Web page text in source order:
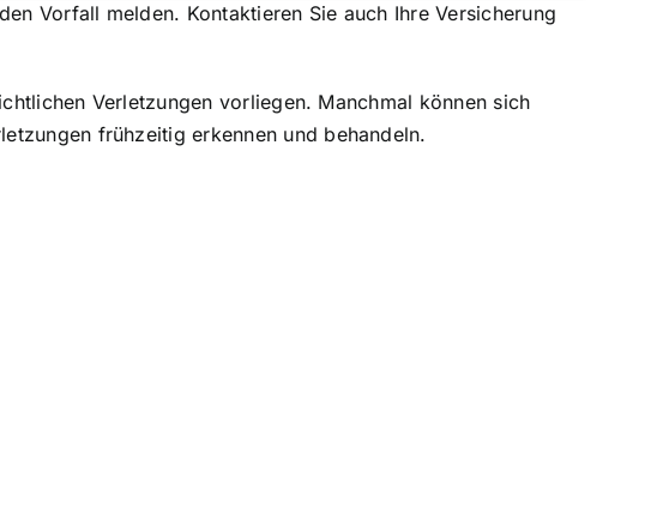
Vorfall melden. Kontaktieren Sie auch Ihre Versicherung
Verletzungen vorliegen. Manchmal können sich
frühzeitig erkennen und behandeln.